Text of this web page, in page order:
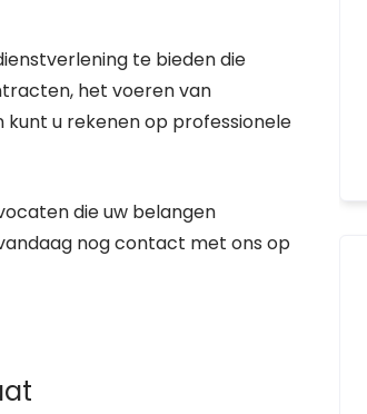
te bieden die
het voeren van
u rekenen op professionele
die uw belangen
nog contact met ons op